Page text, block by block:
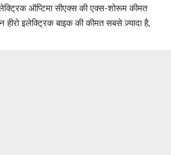
ऑप्टिमा सीएक्स की एक्स-शोरूम कीमत
हीरो इलेक्ट्रिक बाइक की कीमत सबसे ज़्यादा है,